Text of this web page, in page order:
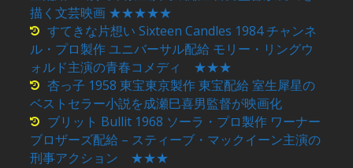
描く文芸映画 ★★★★★
すてきな片想い Sixteen Candles 1984 チャンネ
ル・プロ製作 ユニバーサル配給 モリー・リングウ
ォルド主演の青春コメディ ★★★
杏っ子 1958 東宝東京製作 東宝配給 室生犀星の
ベストセラー小説を成瀬巳喜男監督が映画化
ブリット Bullit 1968 ソーラ・プロ製作 ワーナー
ブロザーズ配給 – スティーブ・マックイーン主演の
刑事アクション ★★★